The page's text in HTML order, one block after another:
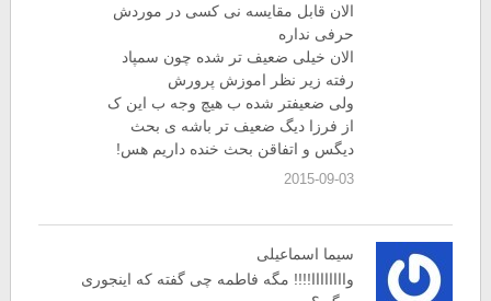
الان قابل مقایسه نی کسی در موردش
حرفی نداره
الان خیلی ضعیف تر شده چون سمپاد
رفته زیر نظر اموزش پرورش
ولی ضعیفتر شده ب هیچ وجه ب این ک
از فرزا دیگ ضعیف تر باشه ی بحث
دیگس و اتفاقن بحث خنده داریم هس!
2015-09-03
سیما اسماعیلی
واااااااا!!!! مگه فاطمه چی گفته که اینجوری